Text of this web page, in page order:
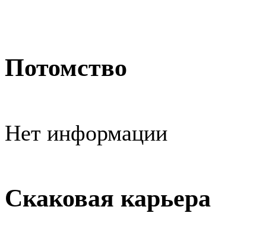
Потомство
Нет информации
Скаковая карьера